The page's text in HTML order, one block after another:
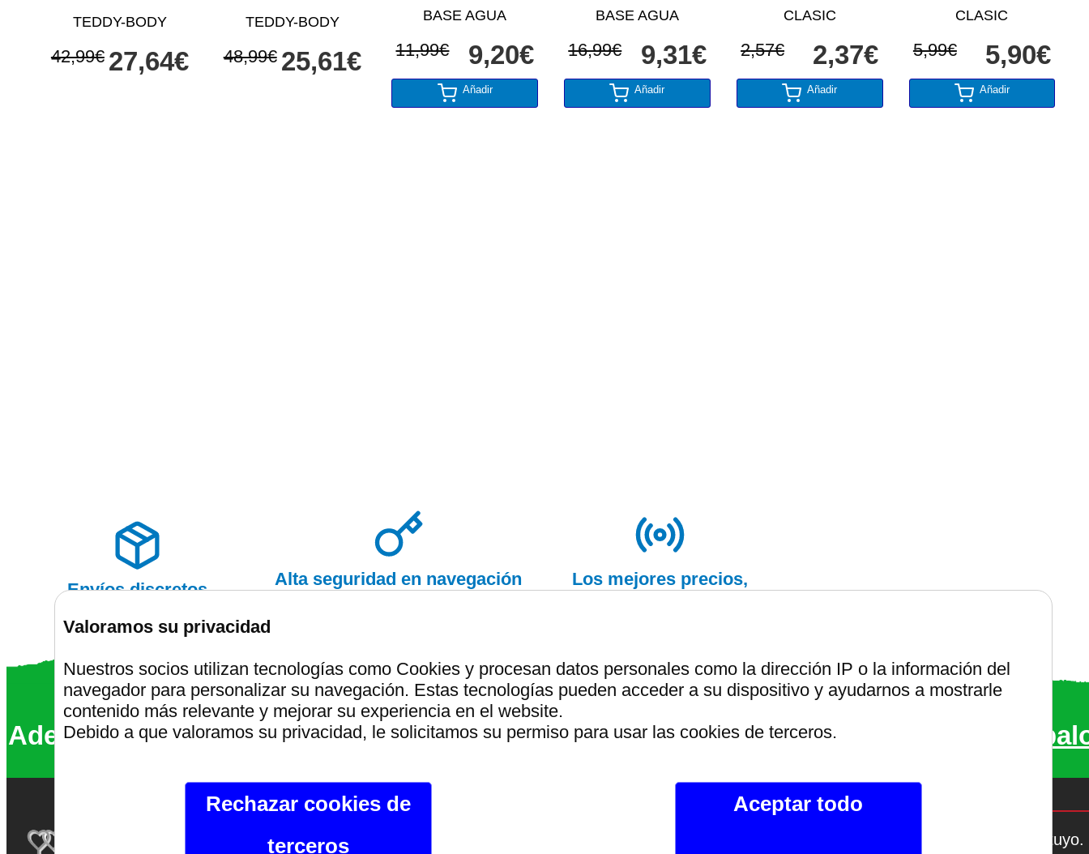
TEDDY-BODY
42,99€ 27,64€
TEDDY-BODY
48,99€ 25,61€
BASE AGUA
11,99€ 9,20€
Añadir
BASE AGUA
16,99€ 9,31€
Añadir
CLASIC
2,57€ 2,37€
Añadir
CLASIC
5,99€ 5,90€
Añadir
Envíos discretos
Alta seguridad en navegación
Los mejores precios,
Montalafiesta solo utiliza energia de fuentes renovables
Además somos un 68% más verdes que el resto de las webs de internet.
Aviso Legal Si te gusta lo que ves, hazlo tuyo.
Valoramos su privacidad
Nuestros socios utilizan tecnologías como Cookies y procesan datos personales como la dirección IP o la información del
navegador para personalizar su navegación. Estas tecnologías pueden acceder a su dispositivo y ayudarnos a mostrarle
contenido más relevante y mejorar su experiencia en el website.
Debido a que valoramos su privacidad, le solicitamos su permiso para usar las cookies de terceros.
Rechazar cookies de
terceros
Aceptar todo